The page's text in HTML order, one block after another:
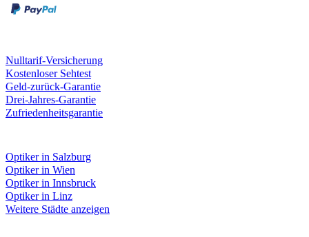
Nulltarif-Versicherung
Kostenloser Sehtest
Geld-zurück-Garantie
Drei-Jahres-Garantie
Zufriedenheitsgarantie
Optiker in Salzburg
Optiker in Wien
Optiker in Innsbruck
Optiker in Linz
Weitere Städte anzeigen